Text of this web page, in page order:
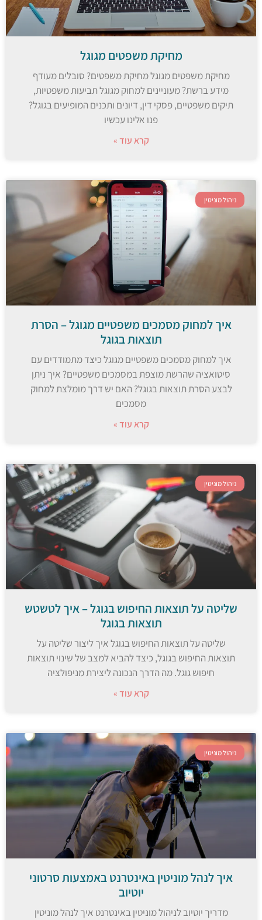
מחיקת משפטים מגוגל
מחיקת משפטים מגוגל מחיקת משפטים? סובלים מעודף
מידע ברשת? מעוניינים למחוק מגוגל תביעות משפטיות,
תיקים משפטיים, פסקי דין, דיונים ותכנים המופיעים בגוגל?
פנו אלינו עכשיו
קרא עוד »
ניהול מוניטין
איך למחוק מסמכים משפטיים מגוגל – הסרת
תוצאות בגוגל
איך למחוק מסמכים משפטיים מגוגל כיצד מתמודדים עם
סיטואציה שהרשת מוצפת במסמכים משפטיים? איך ניתן
לבצע הסרת תוצאות בגוגל? האם יש דרך מומלצת למחוק
מסמכים
קרא עוד »
ניהול מוניטין
שליטה על תוצאות החיפוש בגוגל – איך לטשטש
תוצאות בגוגל
שליטה על תוצאות החיפוש בגוגל איך ליצור שליטה על
תוצאות החיפוש בגוגל, כיצד להביא למצב של שינוי תוצאות
חיפוש גוגל. מה הדרך הנכונה ליצירת מניפולציה
קרא עוד »
ניהול מוניטין
איך לנהל מוניטין באינטרנט באמצעות סרטוני
יוטיוב
מדריך יוטיוב לניהול מוניטין באינטרנט איך לנהל מוניטין